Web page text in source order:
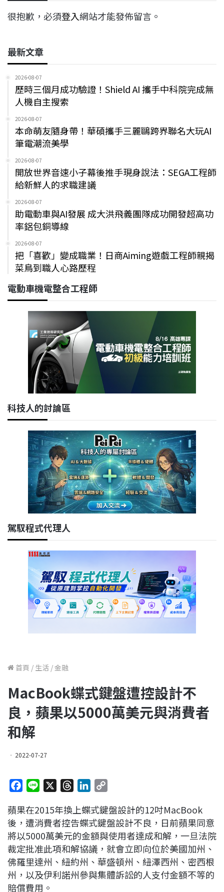
很抱歉，必須登入網站才能發佈留言。
最新文章
2026-08-07
歷時三個月成功驗證！Shield AI 攜手中科院完成無
人機自主搜索
2026-08-07
本命萌友隨身帶！華碩攜手三麗鷗跨界聯名大玩AI
筆電潮流美學
2026-08-07
開放世界音速小子幕後推手現身說法：SEGA工程師
給新鮮人的求職建議
2026-08-07
助電動車與AI發展 成大洪飛義團隊成功開發超高功
率鋁包銅導線
2026-08-07
把「喜歡」變成職業！日商Aiming遊戲工程師親揭
菜鳥到職人心路歷程
電動車機電整合工程師
科技人的討論區
駕馭程式代理人